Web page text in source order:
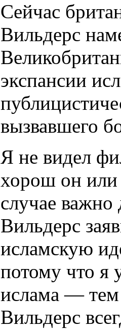
Сейчас
Вильдерс
экспансии
вызвавшего
Я не видел
хорош он
случае важно
Вильдерс
исламскую
потому что я
ислама —
Вильдерс